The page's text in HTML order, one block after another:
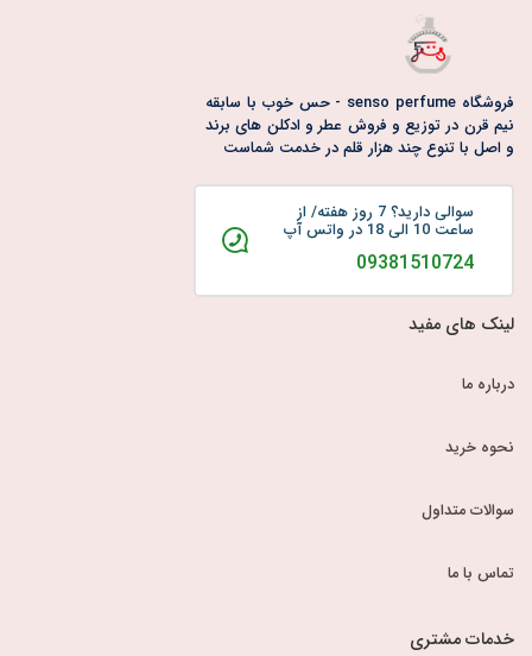
فروشگاه senso perfume - حس خوب با سابقه
نیم قرن در توزیع و فروش عطر و ادکلن های برند
و اصل با تنوع چند هزار قلم در خدمت شماست
سوالی دارید؟ 7 روز هفته/ از
ساعت 10 الی 18 در واتس آپ
09381510724
لینک های مفید
درباره ما
نحوه خرید
سوالات متداول
تماس با ما
خدمات مشتری